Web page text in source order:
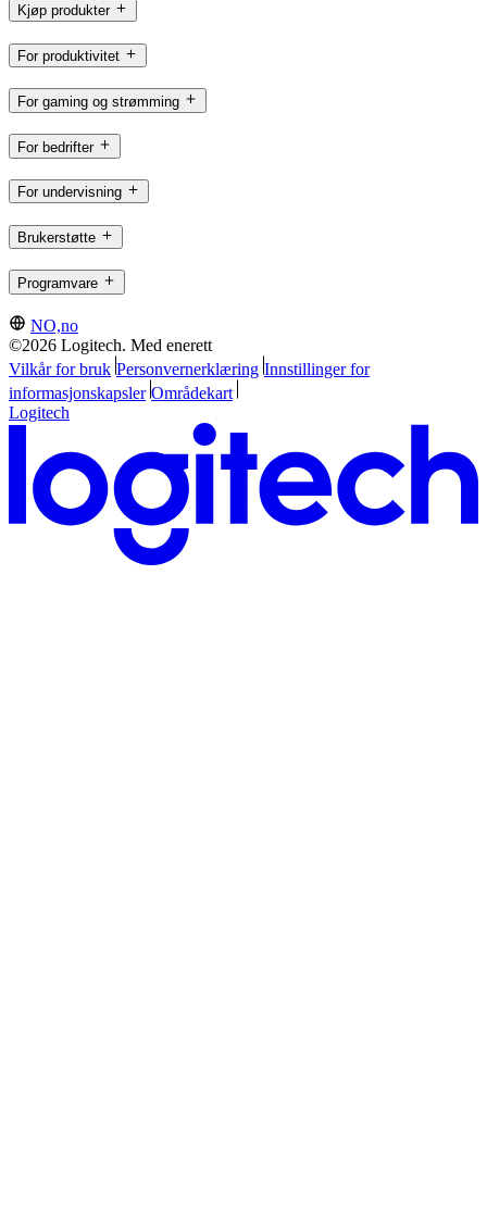
Kjøp produkter
For produktivitet
For gaming og strømming
For bedrifter
For undervisning
Brukerstøtte
Programvare
NO,no
©2026 Logitech. Med enerett
Vilkår for bruk Personvernerklæring Innstillinger for
informasjonskapsler Områdekart
Logitech